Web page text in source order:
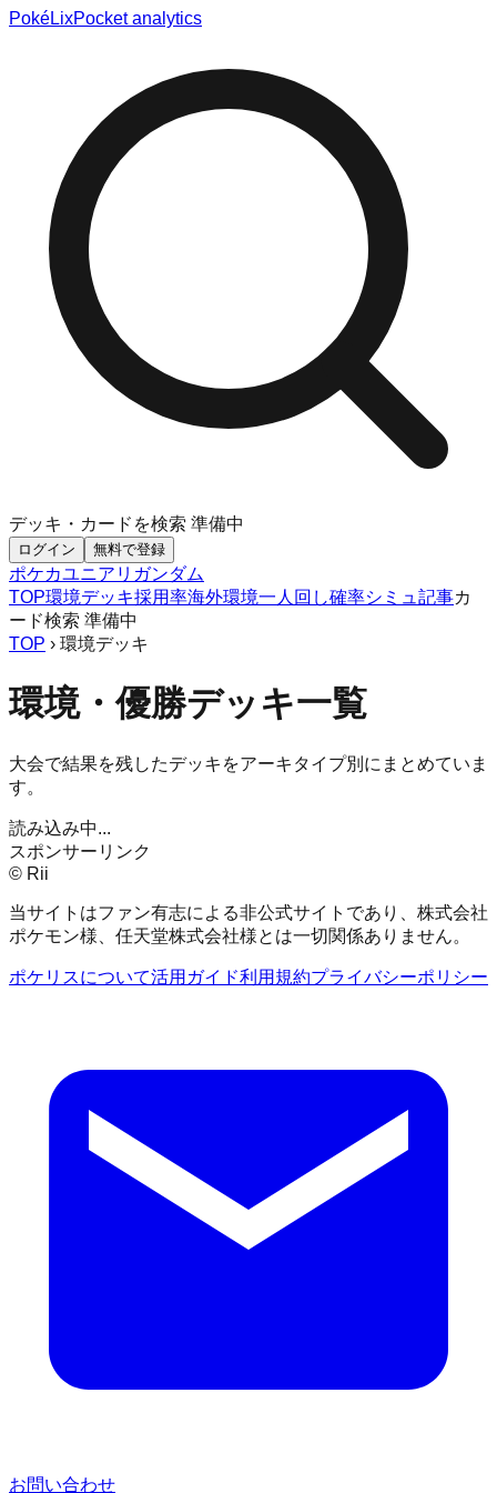
PokéLixPocket analytics
デッキ・カードを検索 準備中
ログイン 無料で登録
ポケカユニアリ ガンダム
TOP環境デッキ採用率海外環境一人回し確率シミュ 記事カ
ード検索 準備中
TOP › 環境デッキ
環境・優勝デッキ一覧
大会で結果を残したデッキをアーキタイプ別にまとめていま
す。
読み込み中...
スポンサーリンク
© Rii
当サイトはファン有志による非公式サイトであり、株式会社
ポケモン様、任天堂株式会社様とは一切関係ありません。
ポケリスについて活用ガイド利用規約プライバシーポリシー
お問い合わせ